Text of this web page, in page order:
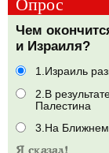
Чем
и Израиля?
1.Израиль
2.В
Палестина
3.На Ближнем